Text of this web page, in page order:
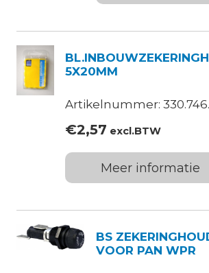
5X20MM
Artikelnummer:
€2,57 excl.BTW
Meer informatie
BS
VOOR PAN WPR